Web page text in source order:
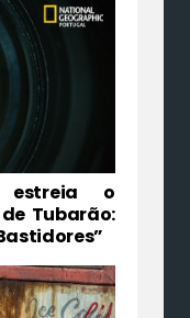
estreia o
Tubarão: